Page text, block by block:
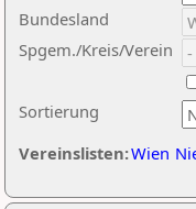
Sortierung
Bundesland
Spgem./Kreis/Verein
Vereinslisten:Wien